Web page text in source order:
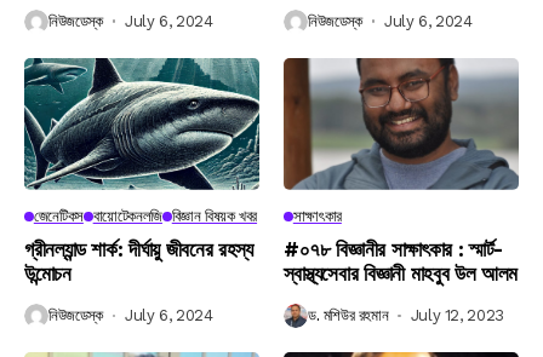
নিউজডেস্ক July 6, 2024 নিউজডেস্ক July 6, 2024
জেনেটিকস বায়োটেকনলজি বিজ্ঞান বিষয়ক খবর
গ্রীনল্যান্ড শার্ক: দীর্ঘায়ু জীবনের রহস্য
উন্মোচন
নিউজডেস্ক July 6, 2024
সাক্ষাৎকার
#০৭৮ বিজ্ঞানীর সাক্ষাৎকার : স্মার্ট-
স্বাস্থ্যসেবার বিজ্ঞানী মাহবুব উল আলম
ড. মশিউর রহমান July 12, 2023